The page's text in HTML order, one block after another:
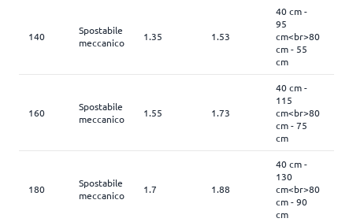
140
Spostabile
meccanico
1.35 1.53
40 cm -
95
cm<br>80
cm - 55
cm
160
Spostabile
meccanico
1.55 1.73
40 cm -
115
cm<br>80
cm - 75
cm
180
Spostabile
meccanico
1.7 1.88
40 cm -
130
cm<br>80
cm - 90
cm